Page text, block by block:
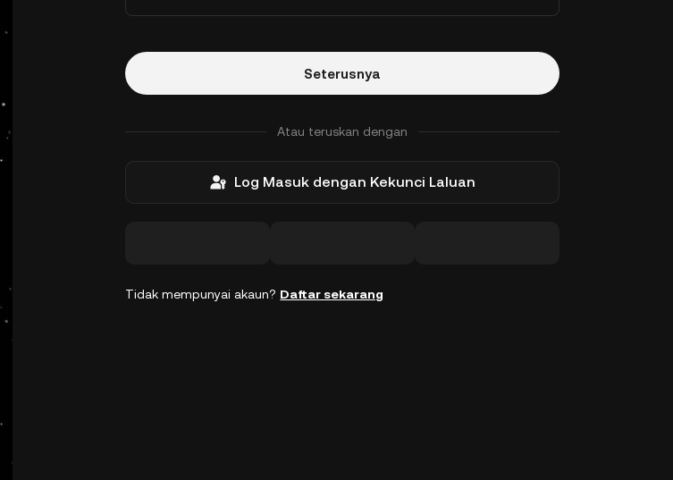
Seterusnya
Atau teruskan dengan
Log Masuk dengan Kekunci Laluan
Tidak mempunyai akaun? Daftar sekarang